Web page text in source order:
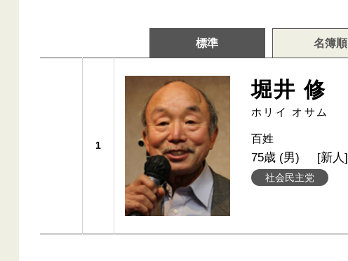
標準 名簿順
1
堀井 修
ホリイ オサム
社会民主党
75歳 (男) [新人]
百姓